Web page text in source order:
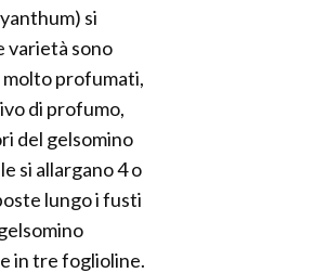
si
varietà sono
profumati,
di profumo,
del gelsomino
si allargano 4 o
lungo i fusti
in tre foglioline.